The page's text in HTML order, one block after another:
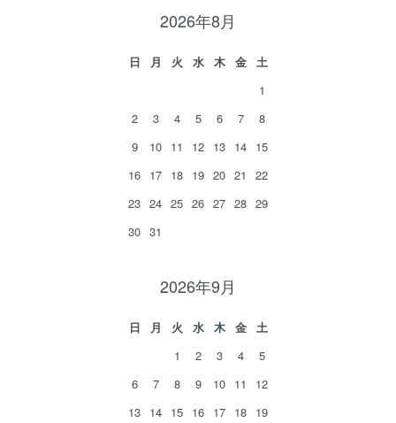
2026年8月
日 月 火 水 木 金
土
1
2
3 4 5 6 7
8
9
10 11 12 13 14 15
16 17 18 19 20 21
22
23 24 25 26 27 28 29
30 31
2026年9月
日 月 火 水 木 金
土
1
2 3 4
5
6
7 8 9 10 11
12
13 14 15 16 17 18 19